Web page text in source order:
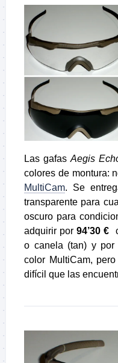
Las gafas Aegis
colores de montura:
MultiCam. Se
transparente para
oscuro para
adquirir por94’30 €
o canela (tan) y por
color MultiCam,
difícil que las